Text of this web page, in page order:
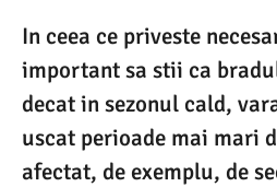
In ceea ce priveste
important sa stii ca
decat in sezonul cald,
uscat perioade mai mari
afectat, de exemplu, de